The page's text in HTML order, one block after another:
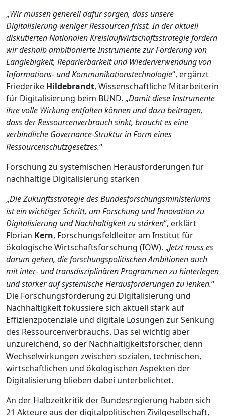
„Wir müssen generell dafür sorgen, dass unsere
Digitalisierung weniger Ressourcen frisst. In der aktuell
diskutierten Nationalen Kreislaufwirtschaftsstrategie fordern
wir deshalb ambitionierte Instrumente zur Förderung von
Langlebigkeit, Reparierbarkeit und Wiederverwendung von
Informations- und Kommunikationstechnologie“, ergänzt
Friederike Hildebrandt, Wissenschaftliche Mitarbeiterin
für Digitalisierung beim BUND. „Damit diese Instrumente
ihre volle Wirkung entfalten können und dazu beitragen,
dass der Ressourcenverbrauch sinkt, braucht es eine
verbindliche Governance-Struktur in Form eines
Ressourcenschutzgesetzes.“
Forschung zu systemischen Herausforderungen für
nachhaltige Digitalisierung stärken
„Die Zukunftsstrategie des Bundesforschungsministeriums
ist ein wichtiger Schritt, um Forschung und Innovation zu
Digitalisierung und Nachhaltigkeit zu stärken“, erklärt
Florian Kern, Forschungsfeldleiter am Institut für
ökologische Wirtschaftsforschung (IÖW). „Jetzt muss es
darum gehen, die forschungspolitischen Ambitionen auch
mit inter- und transdisziplinären Programmen zu hinterlegen
und stärker auf systemische Herausforderungen zu lenken.“
Die Forschungsförderung zu Digitalisierung und
Nachhaltigkeit fokussiere sich aktuell stark auf
Effizienzpotenziale und digitale Lösungen zur Senkung
des Ressourcenverbrauchs. Das sei wichtig aber
unzureichend, so der Nachhaltigkeitsforscher, denn
Wechselwirkungen zwischen sozialen, technischen,
wirtschaftlichen und ökologischen Aspekten der
Digitalisierung blieben dabei unterbelichtet.
An der Halbzeitkritik der Bundesregierung haben sich
21 Akteure aus der digitalpolitischen Zivilgesellschaft,